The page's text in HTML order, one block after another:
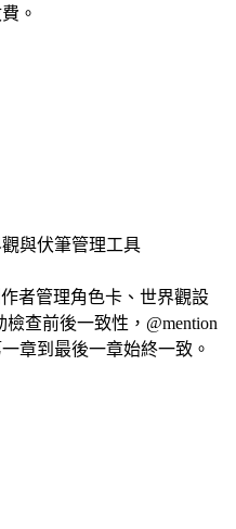
。
與伏筆管理工具
者管理角色卡、世界觀設
查前後一致性，@mention
章到最後一章始終一致。